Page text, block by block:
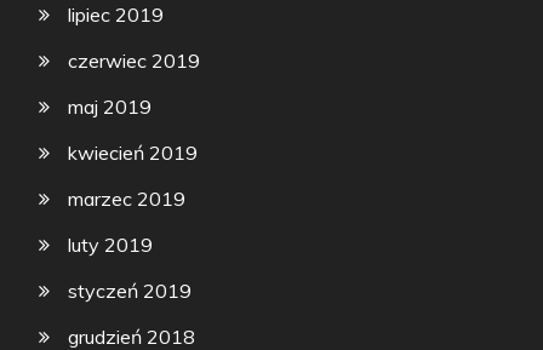
lipiec 2019
czerwiec 2019
maj 2019
kwiecień 2019
marzec 2019
luty 2019
styczeń 2019
grudzień 2018